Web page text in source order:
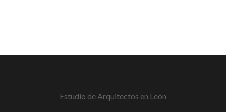
Estudio de Arquitectos en León